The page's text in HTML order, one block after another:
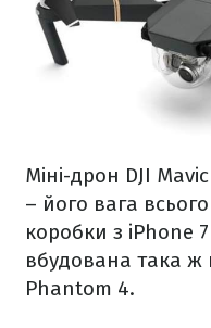
Міні-дрон DJI
– його вага
коробки з iPhone
вбудована така ж
Phantom 4.